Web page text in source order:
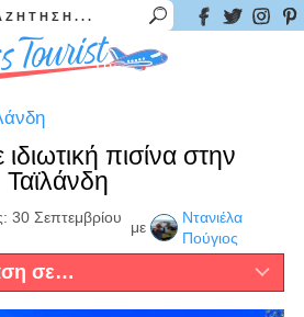
ιδιωτική πισίνα στην
Ταϊλάνδη
30 Σεπτεμβρίου
με
Ντανιέλα
Πούγιος
σε…